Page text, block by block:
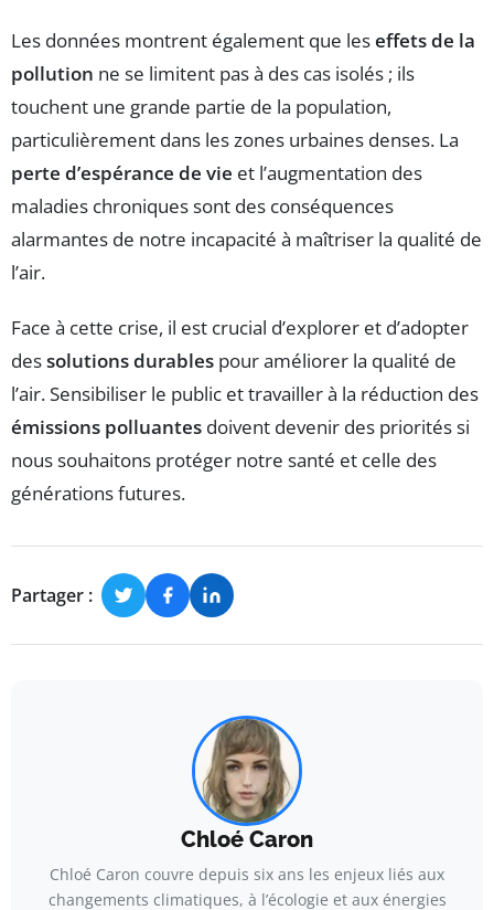
Les données montrent également que leseffets de la
pollution ne se limitent pas à des cas isolés ; ils
touchent une grande partie de la population,
particulièrement dans les zones urbaines denses. La
perte d’espérance de vie et l’augmentation des
maladies chroniques sont des conséquences
alarmantes de notre incapacité à maîtriser la qualité de
l’air.
Face à cette crise, il est crucial d’explorer et d’adopter
dessolutions durables pour améliorer la qualité de
l’air. Sensibiliser le public et travailler à la réduction des
émissions polluantes doivent devenir des priorités si
nous souhaitons protéger notre santé et celle des
générations futures.
Partager :
Chloé Caron
Chloé Caron couvre depuis six ans les enjeux liés aux
changements climatiques, à l’écologie et aux énergies